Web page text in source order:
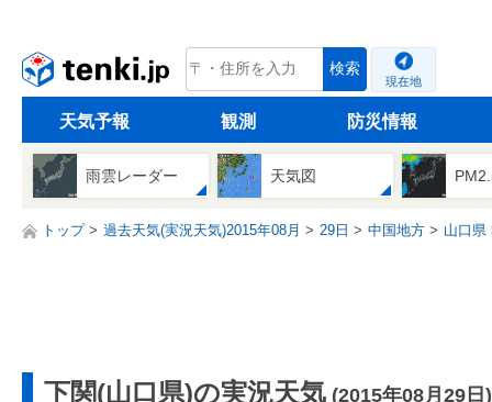
tenki.jp 検索
現在地
天気予報 観測 防災情報
雨雲レーダー 天気図
トップ 過去天気(実況天気)2015年08月 29日 中国地方 山口県
下関(山口県)の実況天気 (2015年08月29日)